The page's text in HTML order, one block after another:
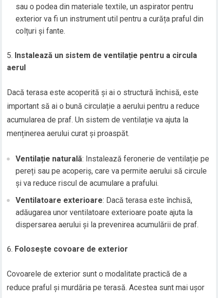
sau o podea din materiale textile, un aspirator pentru
exterior va fi un instrument util pentru a curăța praful din
colțuri și fante.
Instalează un sistem de ventilație pentru a circula
aerul
Dacă terasa este acoperită și ai o structură închisă, este
important să ai o bună circulație a aerului pentru a reduce
acumularea de praf. Un sistem de ventilație va ajuta la
menținerea aerului curat și proaspăt.
Ventilație naturală: Instalează feronerie de ventilație pe
pereți sau pe acoperiș, care va permite aerului să circule
și va reduce riscul de acumulare a prafului.
Ventilatoare exterioare: Dacă terasa este închisă,
adăugarea unor ventilatoare exterioare poate ajuta la
dispersarea aerului și la prevenirea acumulării de praf.
Folosește covoare de exterior
Covoarele de exterior sunt o modalitate practică de a
reduce praful și murdăria pe terasă. Acestea sunt mai ușor